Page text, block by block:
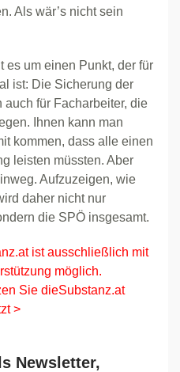
Als wär’s nicht sein
es um einen Punkt, der für
ist: Die Sicherung der
für Facharbeiter, die
Ihnen kann man
kommen, dass alle einen
leisten müssten. Aber
Aufzuzeigen, wie
daher nicht nur
die SPÖ insgesamt.
ist ausschließlich mit
möglich.
Sie dieSubstanz.at
>
Newsletter,